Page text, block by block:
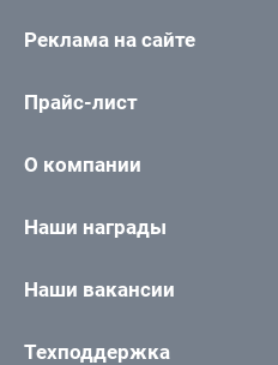
Реклама на сайте
Прайс-лист
О компании
Наши награды
Наши вакансии
Техподдержка